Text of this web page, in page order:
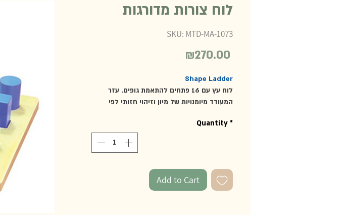
לוח צורות מדורגות
SKU: MTD-MA-1073
₪270.00
Shape Ladder
לוח עץ עם 16 פתחים להתאמת גופים. עזר
המעודד מיומנויות של מיון וזיהוי חזותי לפי
וגליל), גודל (הגופים בארבע גבהים שונים) וצבע
(כחול, צהוב, אדום, ירוק) ומאפשר תרגול
קורדינציה, קשר עין-יד ומוטוריקה עדינה. ניתן
העץ בעובי 1 ס"מ ובגודל 20*20 ס"מ.
מומלץ מגיל 2.5 ומעלה
Quantity *
Add to Cart